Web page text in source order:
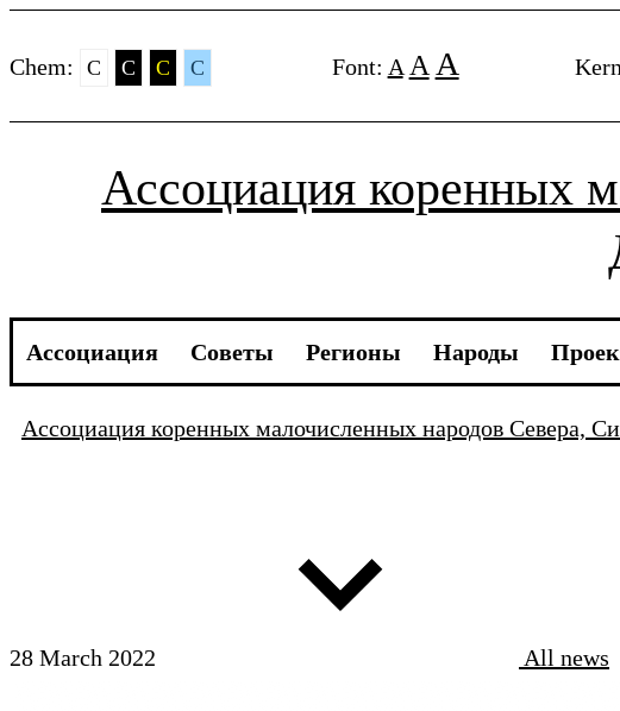
Chem: C C C C Font: A A A
Ассоциация коренных
Ассоциация Советы Регионы Народы
Ассоциация коренных малочисленных народов Севера,
28 March 2022 All news